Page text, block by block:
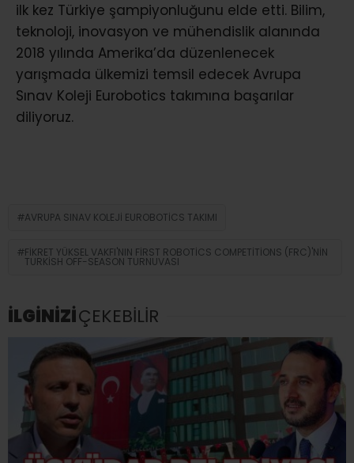
ilk kez Türkiye şampiyonluğunu elde etti. Bilim,
teknoloji, inovasyon ve mühendislik alanında
2018 yılında Amerika’da düzenlenecek
yarışmada ülkemizi temsil edecek Avrupa
Sınav Koleji Eurobotics takımına başarılar
diliyoruz.
AVRUPA SINAV KOLEJI EUROBOTICS TAKIMI
FIKRET YÜKSEL VAKFI'NIN FIRST ROBOTICS COMPETITIONS (FRC)'NIN
TURKISH OFF-SEASON TURNUVASI
İLGİNİZİÇEKEBİLİR